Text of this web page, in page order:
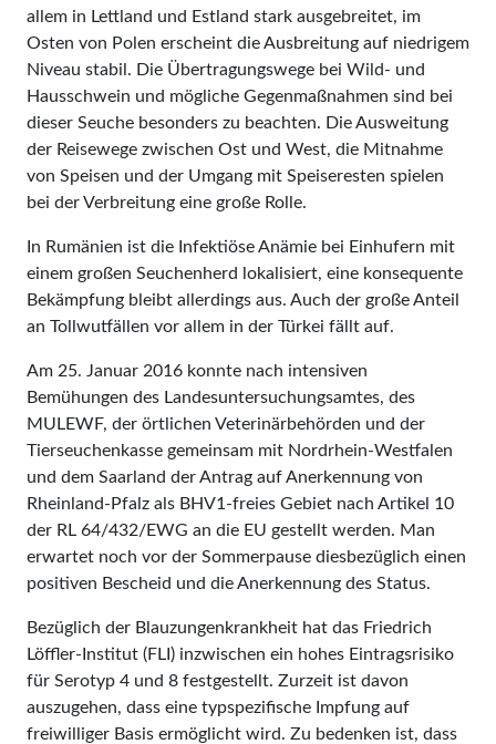
allem in Lettland und Estland stark ausgebreitet, im
Osten von Polen erscheint die Ausbreitung auf niedrigem
Niveau stabil. Die Übertragungswege bei Wild- und
Hausschwein und mögliche Gegenmaßnahmen sind bei
dieser Seuche besonders zu beachten. Die Ausweitung
der Reisewege zwischen Ost und West, die Mitnahme
von Speisen und der Umgang mit Speiseresten spielen
bei der Verbreitung eine große Rolle.
In Rumänien ist die Infektiöse Anämie bei Einhufern mit
einem großen Seuchenherd lokalisiert, eine konsequente
Bekämpfung bleibt allerdings aus. Auch der große Anteil
an Tollwutfällen vor allem in der Türkei fällt auf.
Am 25. Januar 2016 konnte nach intensiven
Bemühungen des Landesuntersuchungsamtes, des
MULEWF, der örtlichen Veterinärbehörden und der
Tierseuchenkasse gemeinsam mit Nordrhein-Westfalen
und dem Saarland der Antrag auf Anerkennung von
Rheinland-Pfalz als BHV1-freies Gebiet nach Artikel 10
der RL 64/432/EWG an die EU gestellt werden. Man
erwartet noch vor der Sommerpause diesbezüglich einen
positiven Bescheid und die Anerkennung des Status.
Bezüglich der Blauzungenkrankheit hat das Friedrich
Löffler-Institut (FLI) inzwischen ein hohes Eintragsrisiko
für Serotyp 4 und 8 festgestellt. Zurzeit ist davon
auszugehen, dass eine typspezifische Impfung auf
freiwilliger Basis ermöglicht wird. Zu bedenken ist, dass